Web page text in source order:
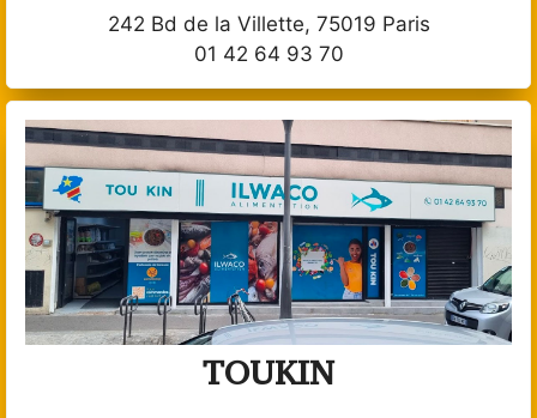
242 Bd de la Villette, 75019 Paris
01 42 64 93 70
TOUKIN